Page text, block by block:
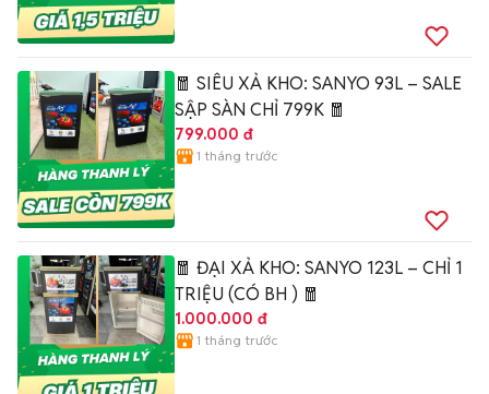
🧧 SIÊU XẢ KHO: SANYO 93L – SALE
SẬP SÀN CHỈ 799K 🧧
799.000 đ
1 tháng trước
🧧 ĐẠI XẢ KHO: SANYO 123L – CHỈ 1
TRIỆU (CÓ BH ) 🧧
1.000.000 đ
1 tháng trước